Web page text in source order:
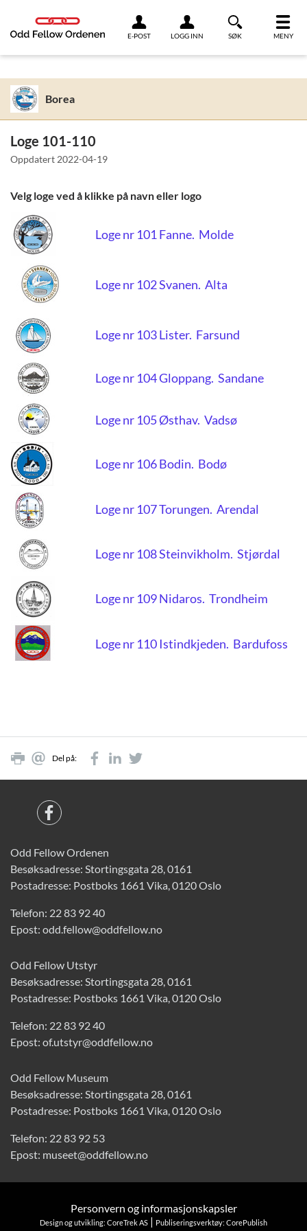
E-POST LOGG INN SØK MENY
Borea
Loge 101-110
Oppdatert 2022-04-19
Velg loge ved å klikke på navn eller logo
Loge nr 101 Fanne. Molde
Loge nr 102 Svanen. Alta
Loge nr 103 Lister. Farsund
Loge nr 104 Gloppang. Sandane
Loge nr 105 Østhav. Vadsø
Loge nr 106 Bodin. Bodø
Loge nr 107 Torungen. Arendal
Loge nr 108 Steinvikholm. Stjørdal
Loge nr 109 Nidaros. Trondheim
Loge nr 110 Istindkjeden. Bardufoss
Del på:
Odd Fellow Ordenen
Besøksadresse: Stortingsgata 28, 0161
Postadresse: Postboks 1661 Vika, 0120 Oslo
Telefon: 22 83 92 40
Epost: odd.fellow@oddfellow.no
Odd Fellow Utstyr
Besøksadresse: Stortingsgata 28, 0161
Postadresse: Postboks 1661 Vika, 0120 Oslo
Telefon: 22 83 92 40
Epost: of.utstyr@oddfellow.no
Odd Fellow Museum
Besøksadresse: Stortingsgata 28, 0161
Postadresse: Postboks 1661 Vika, 0120 Oslo
Telefon: 22 83 92 53
Epost: museet@oddfellow.no
Personvern og informasjonskapsler
Design og utvikling: CoreTrek AS | Publiseringsverktøy: CorePublish